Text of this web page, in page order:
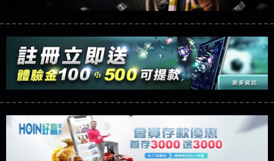
你如何拿回被騙資金
詐騙嗎 165多次通報野原家 Family & Love是詐騙平台
詐騙 元盈橋是真的嗎 被元盈橋詐騙的錢怎麼辦
型詐騙手法欺詐群眾 M.L.Edge是真的嗎 M.L.Edge是不
金 被M.L.Edge詐騙的錢一招拿回
【其他問題】 Robinhood詐騙持續收割國人中【免
不是詐騙 Robinhood是真的嗎 被Robinhood詐騙的錢怎
麼辦 本文教你如何拿回被騙資金
資金賴zg369】FLTO是詐騙嗎 FLTO是不是詐騙 FLTO是
真的嗎 被FLTO詐騙的錢怎麼辦 本文教你如何拿回
被騙資金
【其他問題】 遇詐騙求救賴【zg369】八旬老翁被
ALYWS詐騙家破人亡 ALYWS是真的嗎 ALYWS是不是詐騙
ALYWS是詐騙嗎 （ALYWS）無法出金 請小心群組暗椿
【其他問題】 一招教你揭秘新型詐騙手法 （受害
者免費援助賴zg369）當當詐騙 當當是不是詐騙 當
當是真的嗎 當當是詐騙嗎 六旬老婦深信當當高獲
利回報被騙的家破人亡
【其他問題】用理性數據指路，開啟你的高回報
娛樂之旅
【其他問題】【老玩家不藏私】2025 線上老虎機
這樣挑！RTP、波動率和平台安全的全攻略！
【推薦博弈】這款《ATG 武俠》老虎機真的猛！玩
過才知道什麼叫超過3萬種中獎方式！
【推薦博弈】BNG電子遊戲完整攻略！熱門老虎
機、集鴻運玩法、獨家試玩一次看！
【其他問題】【2025】ATG試玩必看！戰神賽特
51,000倍數玩法攻略，輕鬆稱霸老虎機！
【其他問題】「拆解力智投資詐騙套路緊急追討
【黃家羭】推推
【AVA娛樂城】還會自己做假對話來毀謗欸哈哈哈
好厲
【陳順堪】黑網不出金
【黃伊珊】不推薦爛公司
【陳順堪】星匯娛樂城出金幾次後贏錢就不給出
金
【陳順堪】黑網出金幾次後贏了就不出金出
【玩運彩】
【asd】唬爛不出金黑網垃圾平台
【蘇俊曄】所以會出金嗎現在也是一樣的狀況
【侯依揚】廢物喔